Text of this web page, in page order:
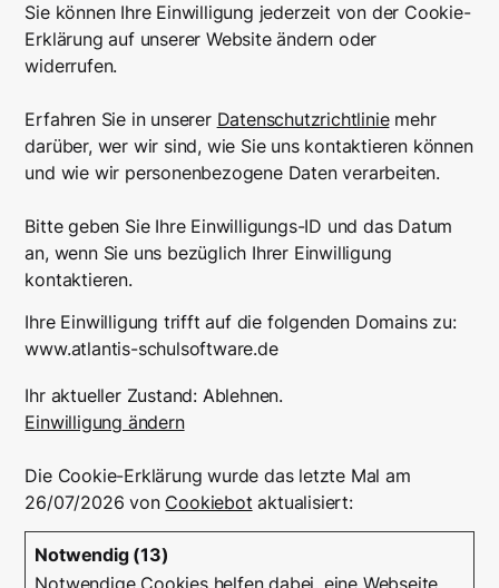
Sie können Ihre Einwilligung jederzeit von der Cookie-
Erklärung auf unserer Website ändern oder
widerrufen.
Erfahren Sie in unserer Datenschutzrichtliniemehr
darüber, wer wir sind, wie Sie uns kontaktieren können
und wie wir personenbezogene Daten verarbeiten.
Bitte geben Sie Ihre Einwilligungs-ID und das Datum
an, wenn Sie uns bezüglich Ihrer Einwilligung
kontaktieren.
Ihre Einwilligung trifft auf die folgenden Domains zu:
www.atlantis-schulsoftware.de
Ihr aktueller Zustand: Ablehnen.
Einwilligung ändern
Die Cookie-Erklärung wurde das letzte Mal am
26/07/2026 von Cookiebot aktualisiert:
Notwendig (13)
Notwendige Cookies helfen dabei, eine Webseite